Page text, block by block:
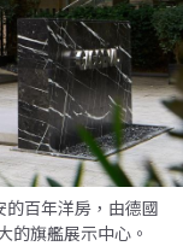
的百年洋房，由德國
的旗艦展示中心。